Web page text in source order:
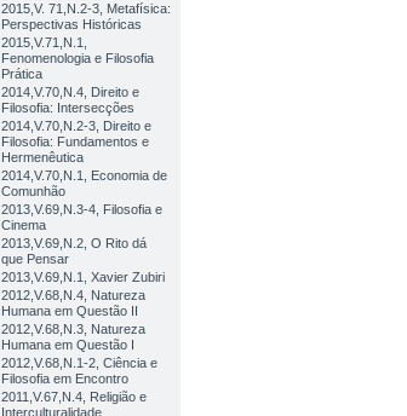
2015,V. 71,N.2-3, Metafísica:
Perspectivas Históricas
2015,V.71,N.1,
Fenomenologia e Filosofia
Prática
2014,V.70,N.4, Direito e
Filosofia: Intersecções
2014,V.70,N.2-3, Direito e
Filosofia: Fundamentos e
Hermenêutica
2014,V.70,N.1, Economia de
Comunhão
2013,V.69,N.3-4, Filosofia e
Cinema
2013,V.69,N.2, O Rito dá
que Pensar
2013,V.69,N.1, Xavier Zubiri
2012,V.68,N.4, Natureza
Humana em Questão II
2012,V.68,N.3, Natureza
Humana em Questão I
2012,V.68,N.1-2, Ciência e
Filosofia em Encontro
2011,V.67,N.4, Religião e
Interculturalidade